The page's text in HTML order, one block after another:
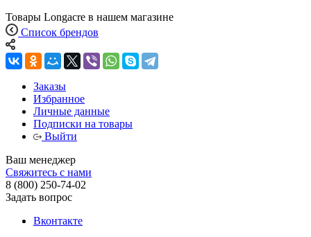
Товары Longacre в нашем магазине
Список брендов
Заказы
Избранное
Личные данные
Подписки на товары
Выйти
Ваш менеджер
Свяжитесь с нами
8 (800) 250-74-02
Задать вопрос
Вконтакте